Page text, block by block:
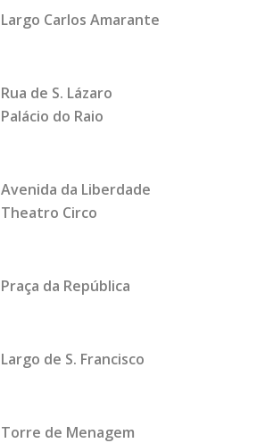
Largo Carlos Amarante
Rua de S. Lázaro
Palácio do Raio
Avenida da Liberdade
Theatro Circo
Praça da República
Largo de S. Francisco
Torre de Menagem